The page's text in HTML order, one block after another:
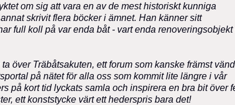
om sig att vara en av de mest historiskt kunniga
skrivit flera böcker i ämnet. Han känner sitt
full koll på var enda båt - vart enda renoveringsobjekt
över Träbåtsakuten, ett forum som kanske främst
på nätet för alla oss som kommit lite längre i vår
på kort tid lyckats samla och inspirera en bra bit över
ett konststycke värt ett hederspris bara det!